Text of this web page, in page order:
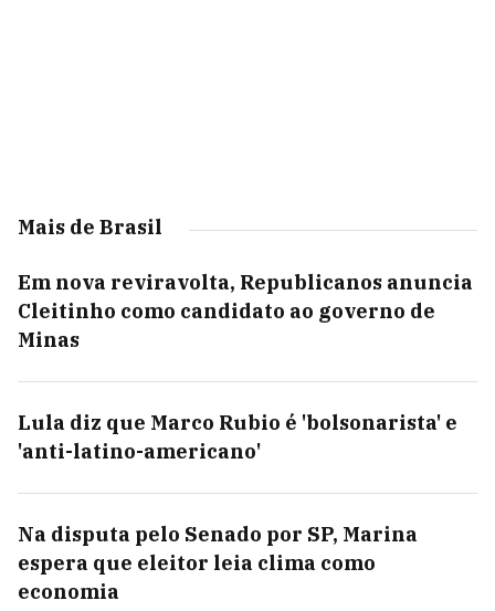
Mais de Brasil
Em nova reviravolta, Republicanos anuncia
Cleitinho como candidato ao governo de
Minas
Lula diz que Marco Rubio é 'bolsonarista' e
'anti-latino-americano'
Na disputa pelo Senado por SP, Marina
espera que eleitor leia clima como
economia